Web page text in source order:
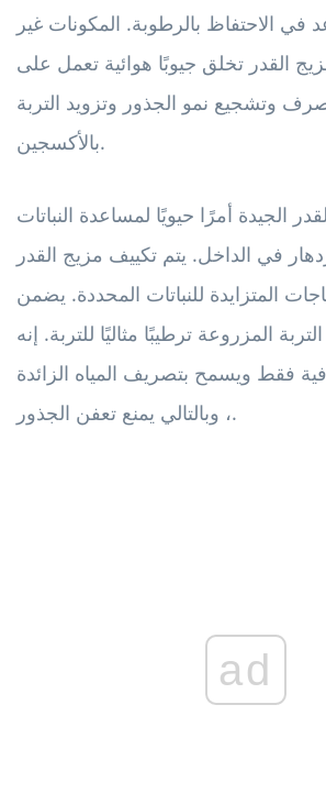
في الاحتفاظ بالرطوبة. المكونات غير
القدر تخلق جيوبًا هوائية تعمل على
وتشجيع نمو الجذور وتزويد التربة
بالأكسجين.
الجيدة أمرًا حيويًا لمساعدة النباتات
في الداخل. يتم تكييف مزيج القدر
المتزايدة للنباتات المحددة. يضمن
المزروعة ترطيبًا مثاليًا للتربة. إنه
فقط ويسمح بتصريف المياه الزائدة
، وبالتالي يمنع تعفن الجذور.
ad